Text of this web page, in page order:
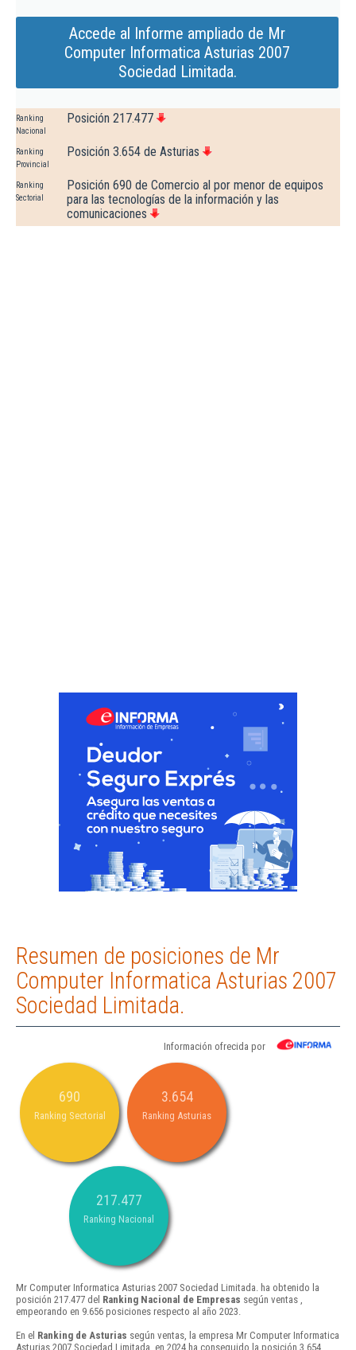
Accede al Informe ampliado de Mr
Computer Informatica Asturias 2007
Sociedad Limitada.
Ranking
Nacional
Posición 217.477
Ranking
Provincial
Posición 3.654 de Asturias
Ranking
Sectorial
Posición 690 de Comercio al por menor de equipos
para las tecnologías de la información y las
comunicaciones
Resumen de posiciones de Mr
Computer Informatica Asturias 2007
Sociedad Limitada.
Información ofrecida por
690
Ranking Sectorial
3.654
Ranking Asturias
217.477
Ranking Nacional
Mr Computer Informatica Asturias 2007 Sociedad Limitada. ha obtenido la
posición 217.477 del Ranking Nacional de Empresas según ventas ,
empeorando en 9.656 posiciones respecto al año 2023.
En el Ranking de Asturias según ventas, la empresa Mr Computer Informatica
Asturias 2007 Sociedad Limitada. en 2024 ha conseguido la posición 3.654 ,